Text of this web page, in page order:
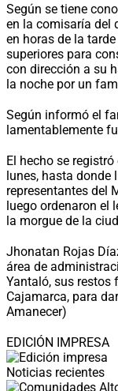
Según se tiene
en la comisaría del
en horas de la
superiores para
con dirección a su
la noche por un
Según informó el
lamentablemente
El hecho se
lunes, hasta donde
representantes del
luego ordenaron el
la morgue de la
Jhonatan Rojas
área de
Yantaló, sus restos
Cajamarca, para
Amanecer)
EDICIÓN IMPRESA
Noticias recientes